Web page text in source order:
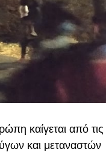
καίγεται από τις
και μεταναστών